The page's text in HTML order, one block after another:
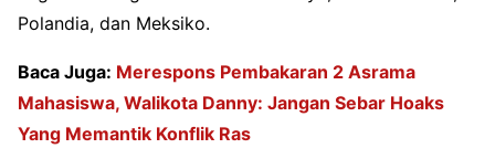
Polandia, dan Meksiko.
Baca Juga: Merespons Pembakaran 2 Asrama
Mahasiswa, Walikota Danny: Jangan Sebar Hoaks
Yang Memantik Konflik Ras